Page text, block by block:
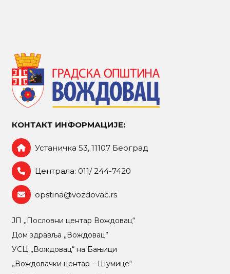
КОНТАКТ ИНФОРМАЦИЈЕ:
Устаничка 53, 11107 Београд
Централа: 011/ 244-7420
opstina@vozdovac.rs
ЈП „Пословни центар Вождовац“
Дом здравља „Вождовац”
УСЦ „Вождовац“ на Бањици
„Вождовачки центар – Шумице“